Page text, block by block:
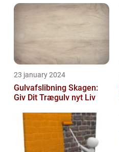
23 january 2024
Gulvafslibning Skagen:
Giv Dit Trægulv nyt Liv